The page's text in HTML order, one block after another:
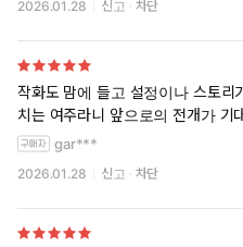
2026.01.28 신고 차단
작화도 맘에 들고 설정이나 스토리
치는 여주라니 앞으로의 전개가 기
gar***
2026.01.28 신고 차단